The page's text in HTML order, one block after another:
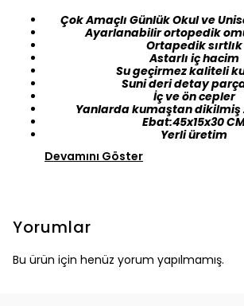
Çok Amaçlı Günlük Okul ve
Ayarlanabilir ortopedik
Ortapedik sırtlık
Astarlı iç hacim
Su geçirmez kaliteli
Suni deri detay
İç ve ön cepler
Yanlarda kumaştan dikilmiş
Ebat:45x15x30
Yerli üretim
Devamını Göster
Yorumlar
Bu ürün için henüz yorum yapılmamış.